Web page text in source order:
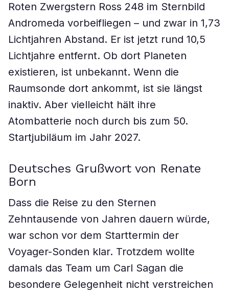
Roten Zwergstern Ross 248 im Sternbild
Andromeda vorbeifliegen – und zwar in 1,73
Lichtjahren Abstand. Er ist jetzt rund 10,5
Lichtjahre entfernt. Ob dort Planeten
existieren, ist unbekannt. Wenn die
Raumsonde dort ankommt, ist sie längst
inaktiv. Aber vielleicht hält ihre
Atombatterie noch durch bis zum 50.
Startjubiläum im Jahr 2027.
Deutsches Grußwort von Renate
Born
Dass die Reise zu den Sternen
Zehntausende von Jahren dauern würde,
war schon vor dem Starttermin der
Voyager-Sonden klar. Trotzdem wollte
damals das Team um Carl Sagan die
besondere Gelegenheit nicht verstreichen